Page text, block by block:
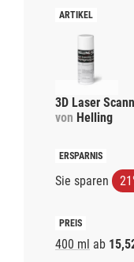
3D Laser
von Helling
Sie sparen
400 ml ab